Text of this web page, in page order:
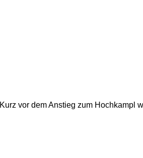
Kurz vor dem Anstieg zum Hochkampl